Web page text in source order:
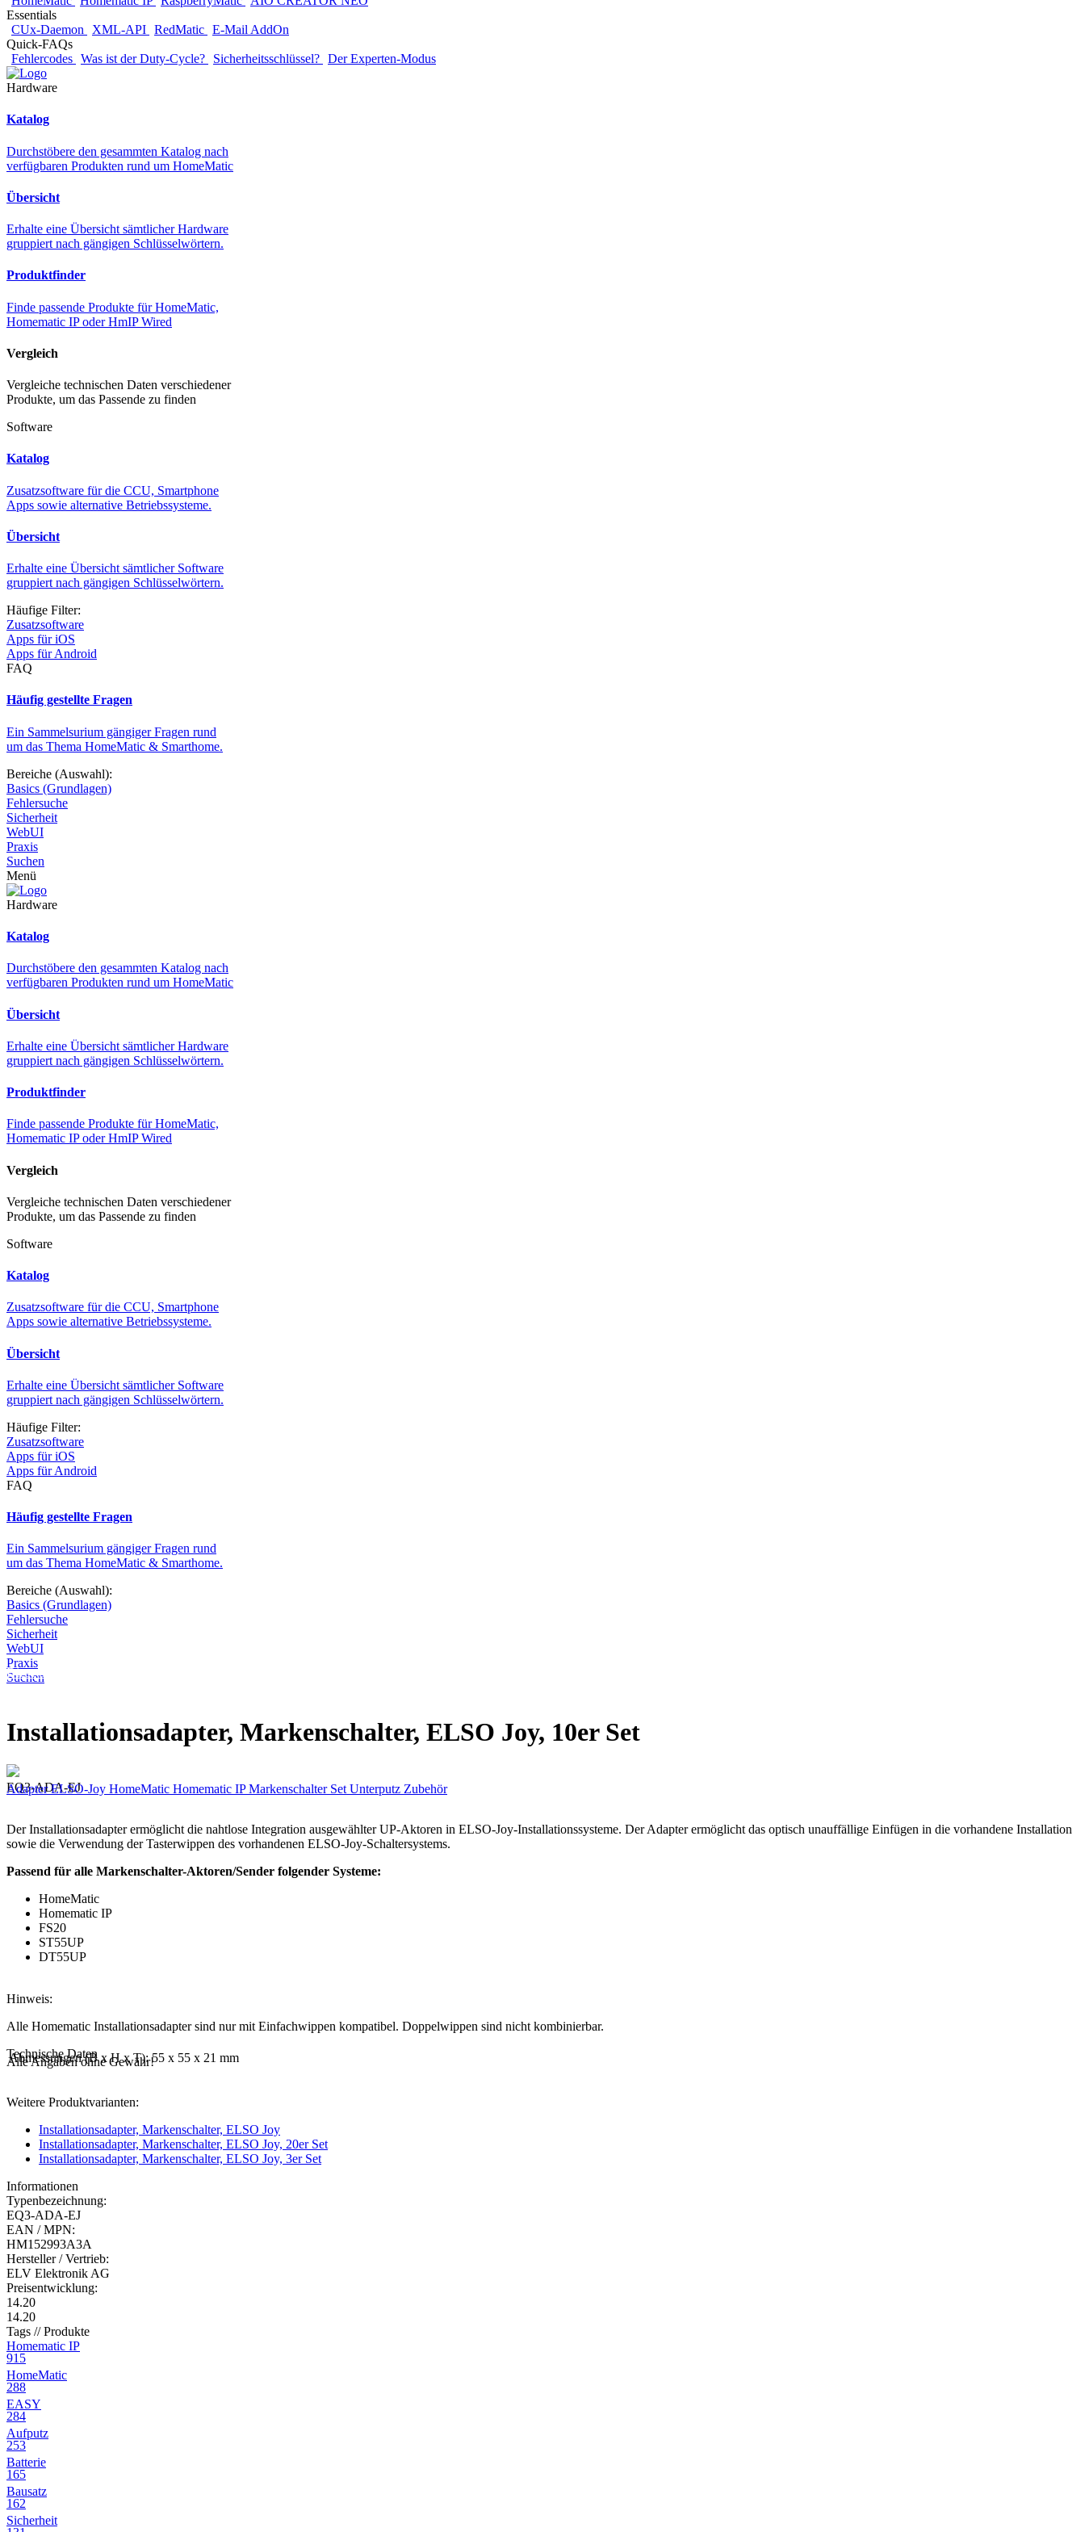
Essentials
CUx-Daemon
XML-API RedMatic E-Mail AddOn
Quick-FAQs
Fehlercodes Was ist der Duty-Cycle? Sicherheitsschlüssel? Der Experten-Modus
Hardware
Katalog
Durchstöbere den gesammten Katalog nach
verfügbaren Produkten rund um HomeMatic
Übersicht
Erhalte eine Übersicht sämtlicher Hardware
gruppiert nach gängigen Schlüsselwörtern.
Produktfinder
Finde passende Produkte für HomeMatic,
Homematic IP oder HmIP Wired
Vergleich
Vergleiche technischen Daten verschiedener
Produkte, um das Passende zu finden
Software
Katalog
Zusatzsoftware für die CCU, Smartphone
Apps sowie alternative Betriebssysteme.
Übersicht
Erhalte eine Übersicht sämtlicher Software
gruppiert nach gängigen Schlüsselwörtern.
Häufige Filter:
Zusatzsoftware
Apps für iOS
Apps für Android
FAQ
Häufig gestellte Fragen
Ein Sammelsurium gängiger Fragen rund
um das Thema HomeMatic & Smarthome.
Bereiche (Auswahl):
Basics (Grundlagen)
Fehlersuche
Sicherheit
WebUI
Praxis
Suchen
Menü
Hardware
Katalog
Durchstöbere den gesammten Katalog nach
verfügbaren Produkten rund um HomeMatic
Übersicht
Erhalte eine Übersicht sämtlicher Hardware
gruppiert nach gängigen Schlüsselwörtern.
Produktfinder
Finde passende Produkte für HomeMatic,
Homematic IP oder HmIP Wired
Vergleich
Vergleiche technischen Daten verschiedener
Produkte, um das Passende zu finden
Software
Katalog
Zusatzsoftware für die CCU, Smartphone
Apps sowie alternative Betriebssysteme.
Übersicht
Erhalte eine Übersicht sämtlicher Software
gruppiert nach gängigen Schlüsselwörtern.
Häufige Filter:
Zusatzsoftware
Apps für iOS
Apps für Android
FAQ
Häufig gestellte Fragen
Ein Sammelsurium gängiger Fragen rund
um das Thema HomeMatic & Smarthome.
Bereiche (Auswahl):
Basics (Grundlagen)
Fehlersuche
Sicherheit
WebUI
Praxis
Suchen
Diese Seite wird nicht weitergeführt, bleibt aber als digitales Archiv online. Vielen Dank für deinen Besuch!
Installationsadapter, Markenschalter, ELSO Joy, 10er Set
EQ3-ADA-EJ
AdapterELSO-Joy HomeMatic Homematic IPMarkenschalter Set Unterputz Zubehör
Der Installationsadapter ermöglicht die nahtlose Integration ausgewählter UP-Aktoren in ELSO-Joy-Installationssysteme. Der Adapter ermöglicht das optisch unauffällige Einfügen in die vorhandene Installation
sowie die Verwendung der Tasterwippen des vorhandenen ELSO-Joy-Schaltersystems.
Passend für alle Markenschalter-Aktoren/Sender folgender Systeme:
HomeMatic
Homematic IP
FS20
ST55UP
DT55UP
Hinweis:
Alle Homematic Installationsadapter sind nur mit Einfachwippen kompatibel. Doppelwippen sind nicht kombinierbar.
Technische Daten
Abmessungen (B x H x T): 55 x 55 x 21 mm
Alle Angaben ohne Gewähr!
Weitere Produktvarianten:
Installationsadapter, Markenschalter, ELSO Joy
Installationsadapter, Markenschalter, ELSO Joy, 20er Set
Installationsadapter, Markenschalter, ELSO Joy, 3er Set
Informationen
Typenbezeichnung:
EQ3-ADA-EJ
EAN / MPN:
HM152993A3A
Hersteller / Vertrieb:
ELV Elektronik AG
Preisentwicklung:
14.20
14.20
Tags // Produkte
Homematic IP
915
HomeMatic
288
EASY
284
Aufputz
253
Batterie
165
Bausatz
162
Sicherheit